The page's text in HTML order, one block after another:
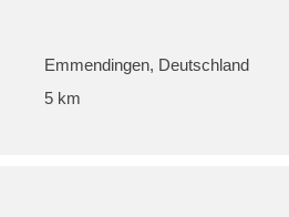
Emmendingen, Deutschland
5 km